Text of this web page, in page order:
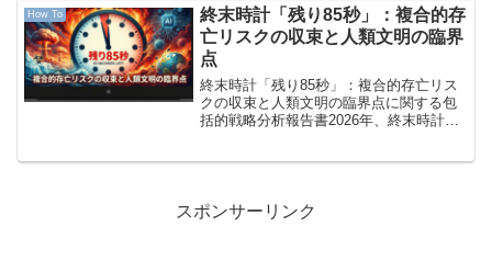
多いのではないでしょうか。しかし同時
に、「せっかく...
How To
終末時計「残り85秒」：複合的存
亡リスクの収束と人類文明の臨界
点
終末時計「残り85秒」：複合的存亡リス
クの収束と人類文明の臨界点に関する包
括的戦略分析報告書2026年、終末時計は
スポンサーリンク